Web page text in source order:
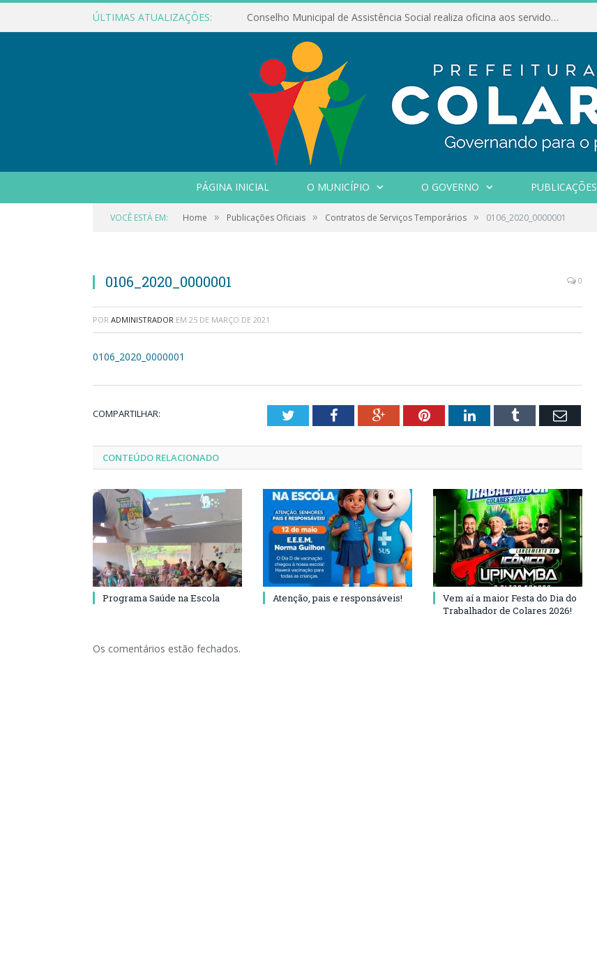
ÚLTIMAS ATUALIZAÇÕES: Conselho Municipal de Assistência Social realiza oficina aos servidores
PÁGINA INICIAL O MUNICÍPIO O GOVERNO PUBLICAÇÕES
VOCÊ ESTÁ EM: Home » Publicações Oficiais » Contratos de Serviços Temporários » 0106_2020_0000001
0106_2020_0000001 0
POR ADMINISTRADOR EM 25 DE MARÇO DE 2021
0106_2020_0000001
COMPARTILHAR: TwitterFacebookGoogle+PinterestLinkedInTumblr Email
CONTEÚDO RELACIONADO
Programa Saúde na Escola Atenção, pais e responsáveis!
Vem aí a maior Festa do Dia do
Trabalhador de Colares 2026!
Os comentários estão fechados.